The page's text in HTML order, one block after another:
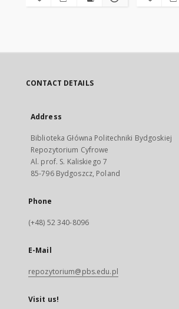
CONTACT DETAILS
Address
Biblioteka Główna Politechniki Bydgoskiej
Repozytorium Cyfrowe
Al. prof. S. Kaliskiego 7
85-796 Bydgoszcz, Poland
Phone
(+48) 52 340-8096
E-Mail
repozytorium@pbs.edu.pl
Visit us!